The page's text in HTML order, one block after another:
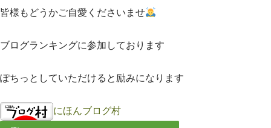
皆様もどうかご自愛くださいませ
ブログランキングに参加しております
ぽちっとしていただけると励みになります
にほんブログ村